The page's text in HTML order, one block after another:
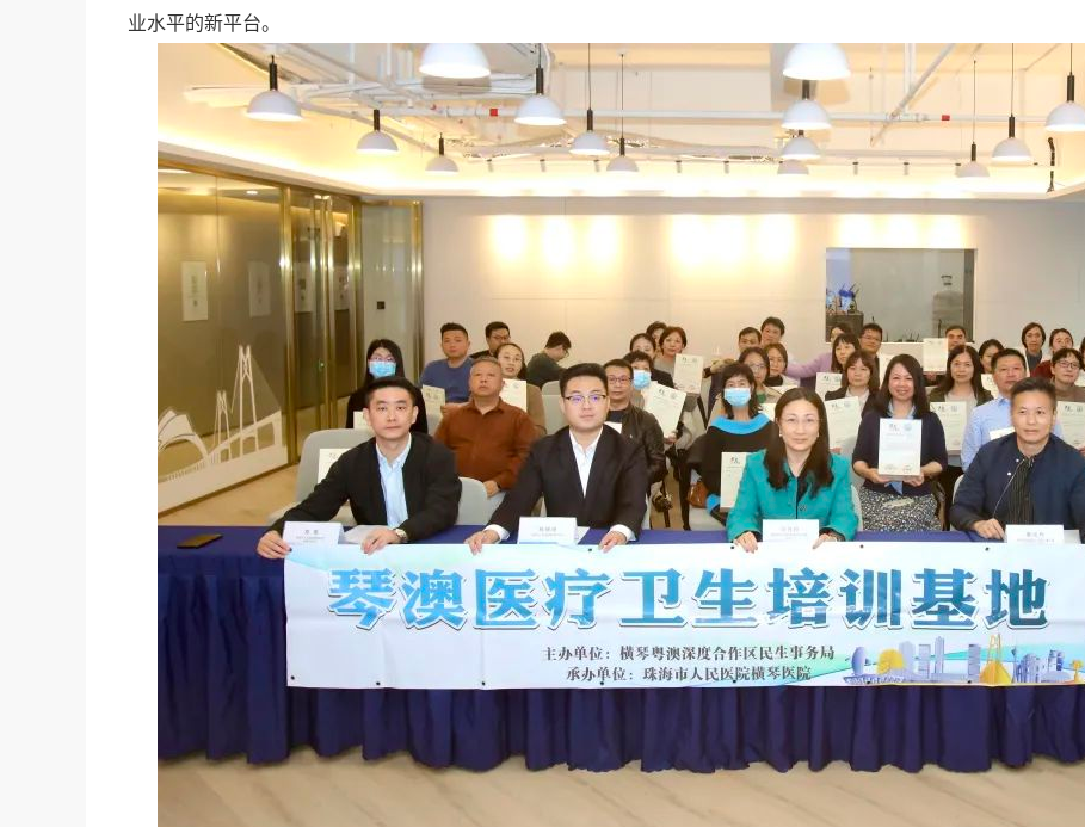
业水平的新平台。